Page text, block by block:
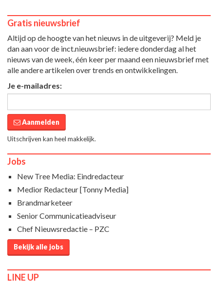
Gratis nieuwsbrief
Altijd op de hoogte van het nieuws in de uitgeverij? Meld je
dan aan voor de inct.nieuwsbrief: iedere donderdag al het
nieuws van de week, één keer per maand een nieuwsbrief met
alle andere artikelen over trends en ontwikkelingen.
Je e-mailadres:
Aanmelden
Uitschrijven kan heel makkelijk.
Jobs
New Tree Media: Eindredacteur
Medior Redacteur [Tonny Media]
Brandmarketeer
Senior Communicatieadviseur
Chef Nieuwsredactie – PZC
Bekijk alle jobs
LINE UP